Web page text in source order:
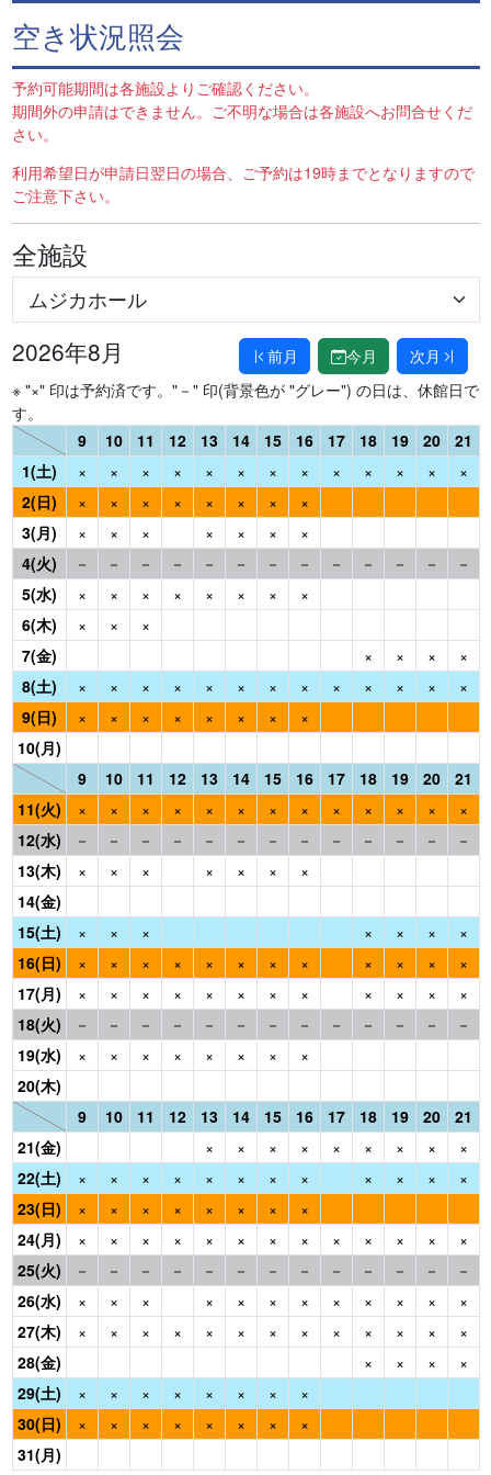
空き状況照会
予約可能期間は各施設よりご確認ください。
期間外の申請はできません。ご不明な場合は各施設へお問合せくだ
さい。
利用希望日が申請日翌日の場合、ご予約は19時までとなりますので
ご注意下さい。
全施設
2026年8月 前月 今月
次月
※ "×" 印は予約済です。"－" 印(背景色が "グレー") の日は、休館日で
す。
9
10 11 12 13 14 15 16 17 18 19 20
21
1(土)
× × × × × × × × × × × ×
×
2(日)
× × × × × × ×
×
3(月)
× × × × × ×
×
4(火)
－ － － － － － － － － － － －
－
5(水)
× × × × × × ×
×
6(木)
× ×
×
7(金)
× × ×
×
8(土)
× × × × × × × × × × × ×
×
9(日)
× × × × × × ×
×
10(月)
9
10 11 12 13 14 15 16 17 18 19 20
21
11(火)
× × × × × × × × × × × ×
×
12(水)
－ － － － － － － － － － － －
－
13(木)
× × × × × ×
×
14(金)
15(土)
× × × × × ×
×
16(日)
× × × × × × × × × × ×
×
17(月)
× × × × × × × × × × ×
×
18(火)
－ － － － － － － － － － － －
－
19(水)
× × × × × × ×
×
20(木)
9
10 11 12 13 14 15 16 17 18 19 20
21
21(金)
× × × × × × × ×
×
22(土)
× × × × × × × × × × ×
×
23(日)
× × × × × × ×
×
24(月)
× × × × × × × × × × × ×
×
25(火)
－ － － － － － － － － － － －
－
26(水)
× × × × × × × × × × ×
×
27(木)
× × × × × × × × × × × ×
×
28(金)
× × ×
×
29(土)
× × × × × × ×
×
30(日)
× × × × × × ×
×
31(月)